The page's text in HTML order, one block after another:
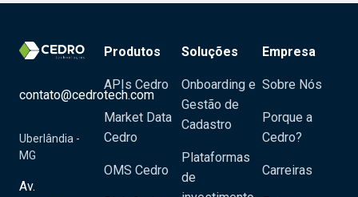
contato@cedrotech.com
Uberlândia -
MG
Av.
Produtos
APIs Cedro
Market Data
Cedro
OMS Cedro
Soluções
Onboarding e
Gestão de
Cadastro
Plataformas
de
Empresa
Sobre Nós
Porque a
Cedro?
Carreiras